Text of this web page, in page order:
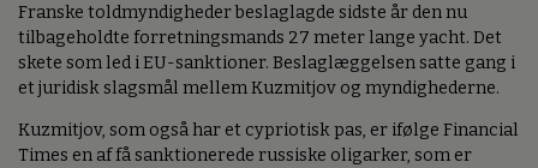
Franske toldmyndigheder beslaglagde sidste år den nu
tilbageholdte forretningsmands 27 meter lange yacht. Det
skete som led i EU-sanktioner. Beslaglæggelsen satte gang i
et juridisk slagsmål mellem Kuzmitjov og myndighederne.
Kuzmitjov, som også har et cypriotisk pas, er ifølge Financial
Times en af få sanktionerede russiske oligarker, som er